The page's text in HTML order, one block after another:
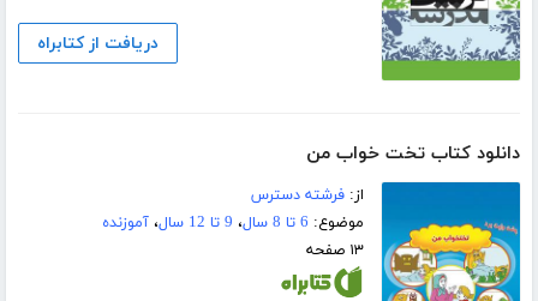
دریافت از کتابراه
دانلود کتاب تخت خواب من
از:فرشته دسترس
موضوع: 6 تا 8 سال ، 9 تا 12 سال ،آموزنده
۱۳ صفحه